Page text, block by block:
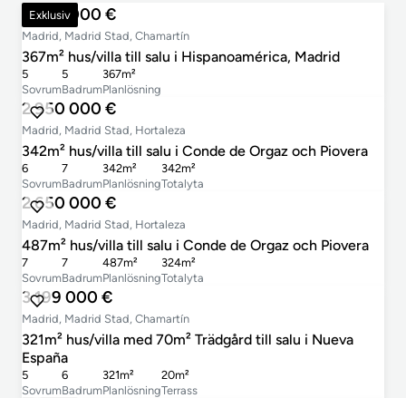
Exklusiv
2 200 000 €
Madrid, Madrid Stad, Chamartín
367m² hus/villa till salu i Hispanoamérica, Madrid
Sovrum
5
Badrum
5
Planlösning
367m²
2 950 000 €
Madrid, Madrid Stad, Hortaleza
342m² hus/villa till salu i Conde de Orgaz och Piovera
Sovrum
6
Badrum
7
Planlösning
342m²
Totalyta
342m²
2 650 000 €
Madrid, Madrid Stad, Hortaleza
487m² hus/villa till salu i Conde de Orgaz och Piovera
Sovrum
7
Badrum
7
Planlösning
487m²
Totalyta
324m²
3 199 000 €
Madrid, Madrid Stad, Chamartín
321m² hus/villa med 70m² Trädgård till salu i Nueva
España
Sovrum
5
Badrum
6
Planlösning
321m²
Terrass
20m²